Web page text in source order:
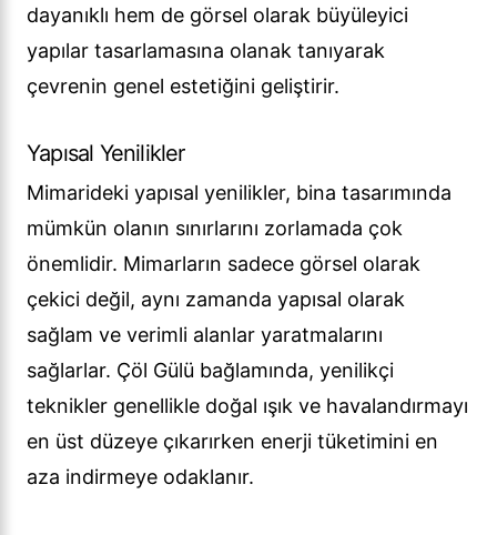
dayanıklı hem de görsel olarak büyüleyici
yapılar tasarlamasına olanak tanıyarak
çevrenin genel estetiğini geliştirir.
Yapısal Yenilikler
Mimarideki yapısal yenilikler, bina tasarımında
mümkün olanın sınırlarını zorlamada çok
önemlidir. Mimarların sadece görsel olarak
çekici değil, aynı zamanda yapısal olarak
sağlam ve verimli alanlar yaratmalarını
sağlarlar. Çöl Gülü bağlamında, yenilikçi
teknikler genellikle doğal ışık ve havalandırmayı
en üst düzeye çıkarırken enerji tüketimini en
aza indirmeye odaklanır.